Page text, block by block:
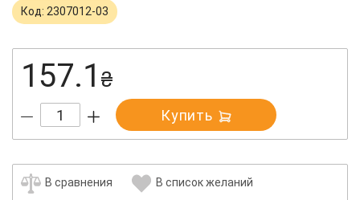
Код: 2307012-03
157.1 ₴
Купить
В сравнения В список желаний